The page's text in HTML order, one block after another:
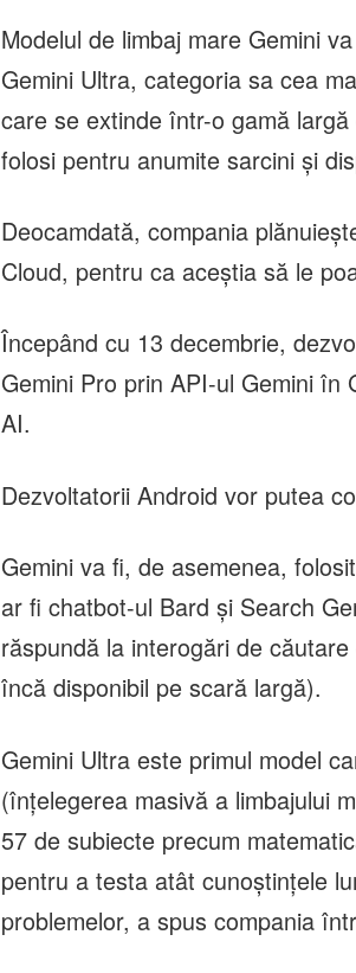
Modelul de limbaj mare Gemini
Gemini Ultra, categoria sa cea
care se extinde într-o gamă
folosi pentru anumite sarcini şi
Deocamdată, compania
Cloud, pentru ca aceştia să le
Începând cu 13 decembrie,
Gemini Pro prin API-ul Gemini în
AI.
Dezvoltatorii Android vor putea
Gemini va fi, de asemenea,
ar fi chatbot-ul Bard şi Search
răspundă la interogări de
încă disponibil pe scară largă).
Gemini Ultra este primul model
(înţelegerea masivă a limbajului
57 de subiecte precum
pentru a testa atât cunoştinţele
problemelor, a spus compania